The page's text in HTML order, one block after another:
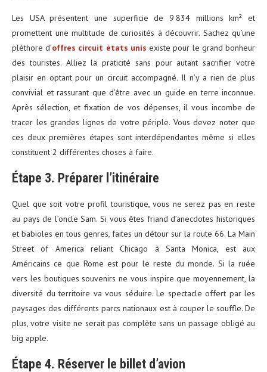
Les USA présentent une superficie de 9 834 millions km² et
promettent une multitude de curiosités à découvrir. Sachez qu’une
pléthore d’offres circuit états unis existe pour le grand bonheur
des touristes. Alliez la praticité sans pour autant sacrifier votre
plaisir en optant pour un circuit accompagné.Il n’y a rien de plus
convivial et rassurant que d’être avec un guide en terre inconnue.
Après sélection, et fixation de vos dépenses, il vous incombe de
tracer les grandes lignes de votre périple. Vous devez noter que
ces deux premières étapes sont interdépendantes même si elles
constituent 2 différentes choses à faire.
Étape 3. Préparer l’itinéraire
Quel que soit votre profil touristique, vous ne serez pas en reste
au pays de l’oncle Sam. Si vous êtes friand d’anecdotes historiques
et babioles en tous genres, faites un détour sur la route 66. La Main
Street of America reliant Chicago à Santa Monica, est aux
Américains ce que Rome est pour le reste du monde. Si la ruée
vers les boutiques souvenirs ne vous inspire que moyennement, la
diversité du territoire va vous séduire. Le spectacle offert par les
paysages des différents parcs nationaux est à couper le souffle. De
plus, votre visite ne serait pas complète sans un passage obligé au
big apple.
Étape 4. Réserver le billet d’avion